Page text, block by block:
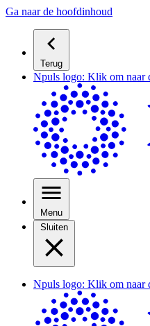
Ga naar de hoofdinhoud
Terug
Npuls logo: Klik om naar
Menu
Sluiten
Npuls logo: Klik om naar